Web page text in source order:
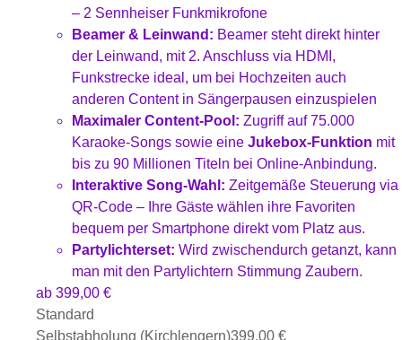
– 2 Sennheiser Funkmikrofone
Beamer & Leinwand: Beamer steht direkt hinter
der Leinwand, mit 2. Anschluss via HDMI,
Funkstrecke ideal, um bei Hochzeiten auch
anderen Content in Sängerpausen einzuspielen
Maximaler Content-Pool: Zugriff auf 75.000
Karaoke-Songs sowie eine Jukebox-Funktion mit
bis zu 90 Millionen Titeln bei Online-Anbindung.
Interaktive Song-Wahl: Zeitgemäße Steuerung via
QR-Code – Ihre Gäste wählen ihre Favoriten
bequem per Smartphone direkt vom Platz aus.
Partylichterset: Wird zwischendurch getanzt, kann
man mit den Partylichtern Stimmung Zaubern.
ab 399,00 €
Standard
Selbstabholung (Kirchlengern)399,00 €